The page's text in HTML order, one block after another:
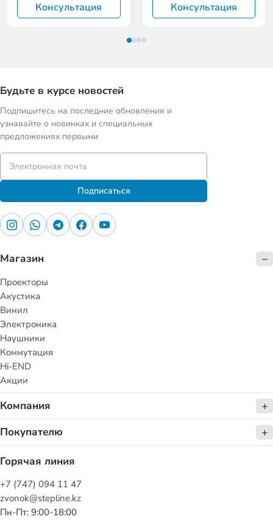
Консультация
Консультация
Будьте в курсе новостей
Подпишитесь на последние обновления и
узнавайте о новинках и специальных
предложениях первыми
Подписаться
Магазин
Проекторы
Акустика
Винил
Электроника
Наушники
Коммутация
Hi-END
Акции
Компания
Покупателю
Горячая линия
+7 (747) 094 11 47
zvonok@stepline.kz
Пн-Пт: 9:00-18:00